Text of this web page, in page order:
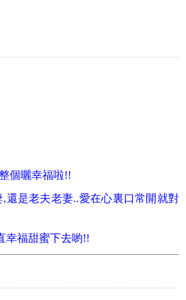
個曬幸福啦!!
還是老夫老妻..愛在心裏口常開就對
幸福甜蜜下去喲!!